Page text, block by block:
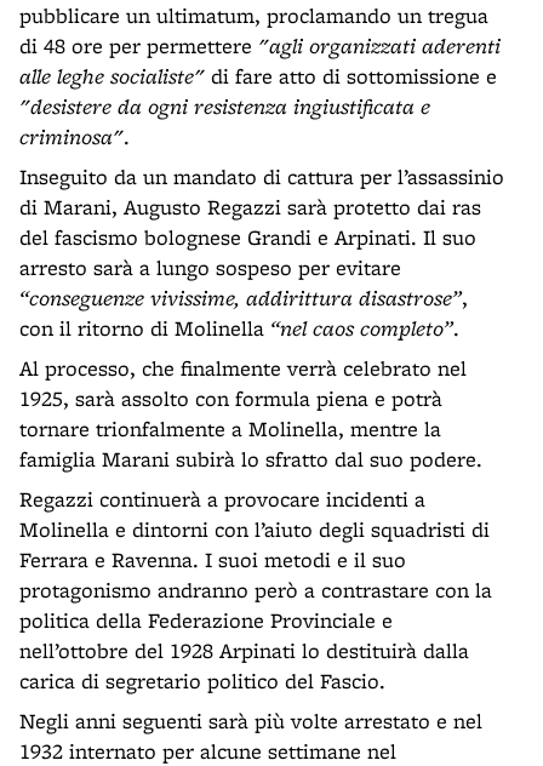
pubblicare un ultimatum, proclamando un tregua
di 48 ore per permettere "agli organizzati aderenti
alle leghe socialiste" di fare atto di sottomissione e
"desistere da ogni resistenza ingiustificata e
criminosa".
Inseguito da un mandato di cattura per l’assassinio
di Marani, Augusto Regazzi sarà protetto dai ras
del fascismo bolognese Grandi e Arpinati. Il suo
arresto sarà a lungo sospeso per evitare
“conseguenze vivissime, addirittura disastrose”,
con il ritorno di Molinella “nel caos completo”.
Al processo, che finalmente verrà celebrato nel
1925, sarà assolto con formula piena e potrà
tornare trionfalmente a Molinella, mentre la
famiglia Marani subirà lo sfratto dal suo podere.
Regazzi continuerà a provocare incidenti a
Molinella e dintorni con l’aiuto degli squadristi di
Ferrara e Ravenna. I suoi metodi e il suo
protagonismo andranno però a contrastare con la
politica della Federazione Provinciale e
nell’ottobre del 1928 Arpinati lo destituirà dalla
carica di segretario politico del Fascio.
Negli anni seguenti sarà più volte arrestato e nel
1932 internato per alcune settimane nel